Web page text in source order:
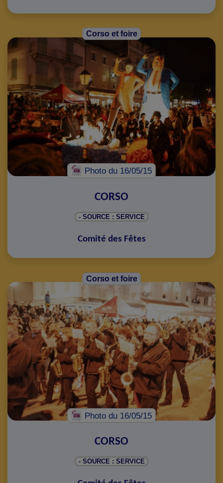
Corso et foire
Photo du 16/05/15
CORSO
- SOURCE : SERVICE
Comité des Fêtes
Corso et foire
Photo du 16/05/15
CORSO
- SOURCE : SERVICE